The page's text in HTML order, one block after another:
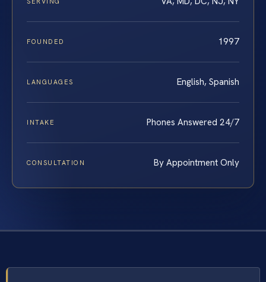
FOUNDED 1997
LANGUAGES English, Spanish
INTAKE Phones Answered 24/7
CONSULTATION By Appointment Only